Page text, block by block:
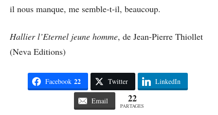
il nous manque, me semble-t-il, beaucoup.
Hallier l’Eternel jeune homme, de Jean-Pierre Thiollet
(Neva Editions)
Facebook 22 Twitter LinkedIn
Email 22
PARTAGES